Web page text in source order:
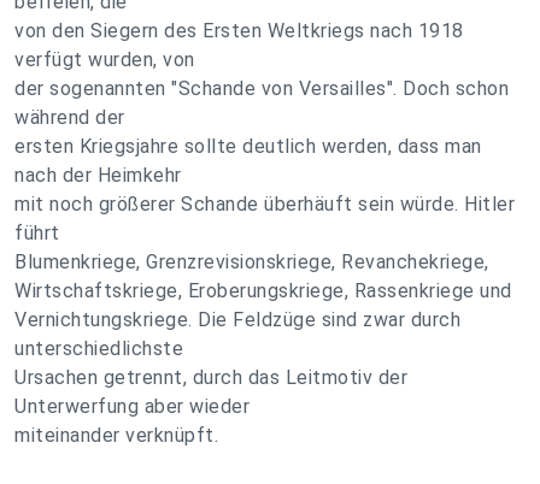
von den Siegern des Ersten Weltkriegs nach 1918
verfügt wurden, von
der sogenannten "Schande von Versailles". Doch schon
während der
ersten Kriegsjahre sollte deutlich werden, dass man
nach der Heimkehr
mit noch größerer Schande überhäuft sein würde. Hitler
führt
Blumenkriege, Grenzrevisionskriege, Revanchekriege,
Wirtschaftskriege, Eroberungskriege, Rassenkriege und
Vernichtungskriege. Die Feldzüge sind zwar durch
unterschiedlichste
Ursachen getrennt, durch das Leitmotiv der
Unterwerfung aber wieder
miteinander verknüpft.